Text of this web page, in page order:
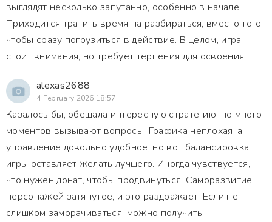
выглядят несколько запутанно, особенно в начале.
Приходится тратить время на разбираться, вместо того
чтобы сразу погрузиться в действие. В целом, игра
стоит внимания, но требует терпения для освоения.
alexas2688
4 February 2026 18:57
Казалось бы, обещала интересную стратегию, но много
моментов вызывают вопросы. Графика неплохая, а
управление довольно удобное, но вот балансировка
игры оставляет желать лучшего. Иногда чувствуется,
что нужен донат, чтобы продвинуться. Саморазвитие
персонажей затянутое, и это раздражает. Если не
слишком заморачиваться, можно получить